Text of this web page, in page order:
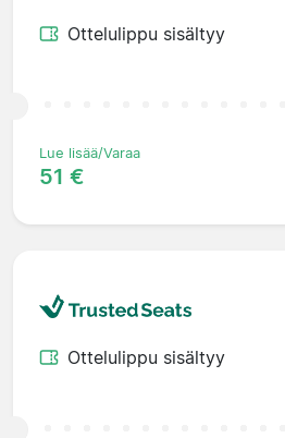
Ottelulippu sisältyy
Lue lisää/Varaa
51 €
Ottelulippu sisältyy